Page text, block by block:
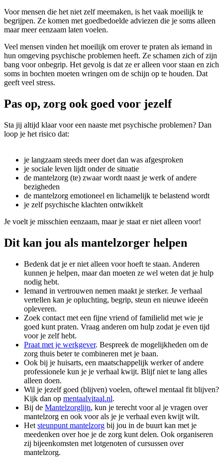
Voor mensen die het niet zelf meemaken, is het vaak moeilijk te
begrijpen. Ze komen met goedbedoelde adviezen die je soms alleen
maar meer eenzaam laten voelen.
Veel mensen vinden het moeilijk om erover te praten als iemand in
hun omgeving psychische problemen heeft. Ze schamen zich of zijn
bang voor onbegrip. Het gevolg is dat ze er alleen voor staan en zich
soms in bochten moeten wringen om de schijn op te houden. Dat
geeft veel stress.
Pas op, zorg ook goed voor jezelf
Sta jij altijd klaar voor een naaste met psychische problemen? Dan
loop je het risico dat:
je langzaam steeds meer doet dan was afgesproken
je sociale leven lijdt onder de situatie
de mantelzorg (te) zwaar wordt naast je werk of andere
bezigheden
de mantelzorg emotioneel en lichamelijk te belastend wordt
je zelf psychische klachten ontwikkelt
Je voelt je misschien eenzaam, maar je staat er niet alleen voor!
Dit kan jou als mantelzorger helpen
Bedenk dat je er niet alleen voor hoeft te staan. Anderen
kunnen je helpen, maar dan moeten ze wel weten dat je hulp
nodig hebt.
Iemand in vertrouwen nemen maakt je sterker. Je verhaal
vertellen kan je opluchting, begrip, steun en nieuwe ideeën
opleveren.
Zoek contact met een fijne vriend of familielid met wie je
goed kunt praten. Vraag anderen om hulp zodat je even tijd
voor je zelf hebt.
Praat met je werkgever. Bespreek de mogelijkheden om de
zorg thuis beter te combineren met je baan.
Ook bij je huisarts, een maatschappelijk werker of andere
professionele kun je je verhaal kwijt. Blijf niet te lang alles
alleen doen.
Wil je jezelf goed (blijven) voelen, oftewel mentaal fit blijven?
Kijk dan op mentaalvitaal.nl.
Bij de Mantelzorglijn, kun je terecht voor al je vragen over
mantelzorg en ook voor als je je verhaal even kwijt wilt.
Het steunpunt mantelzorg bij jou in de buurt kan met je
meedenken over hoe je de zorg kunt delen. Ook organiseren
zij bijeenkomsten met lotgenoten of cursussen over
mantelzorg.